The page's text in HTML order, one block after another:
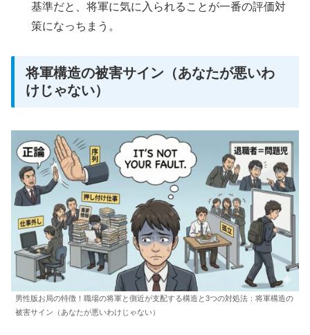
基準だと、将軍に気に入られることが一番の評価対
策になっちまう。
将軍構造の被害サイン（あなたが悪いわ
けじゃない）
男性版お局の特徴！職場の将軍と側近が支配する構造と3つの対処法：将軍構造の
被害サイン（あなたが悪いわけじゃない）